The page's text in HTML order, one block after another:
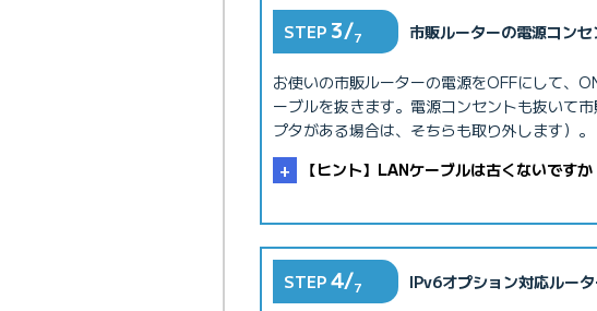
STEP 3/7 市販ルーターの電源コン
お使いの市販ルーターの電源をOFFにして、
ーブルを抜きます。電源コンセントも抜いて
プタがある場合は、そちらも取り外します）。
【ヒント】LANケーブルは古くないですか
STEP 4/7 IPv6オプション対応ルー